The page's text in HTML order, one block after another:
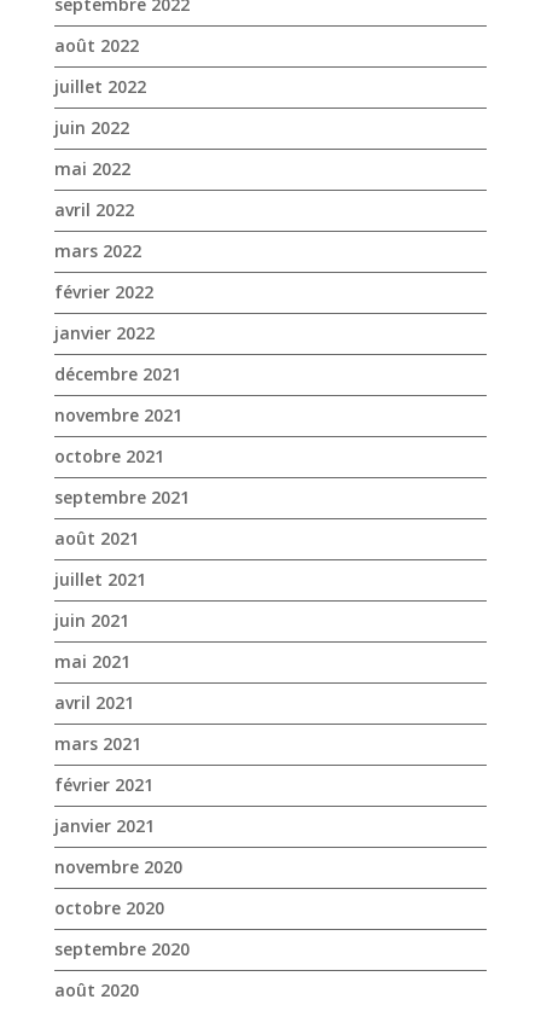
avril 2022
mars 2022
février 2022
janvier 2022
décembre 2021
novembre 2021
octobre 2021
septembre 2021
août 2021
juillet 2021
juin 2021
mai 2021
avril 2021
mars 2021
février 2021
janvier 2021
novembre 2020
octobre 2020
septembre 2020
août 2020
juillet 2020
juin 2020
mai 2020
avril 2020
mars 2020